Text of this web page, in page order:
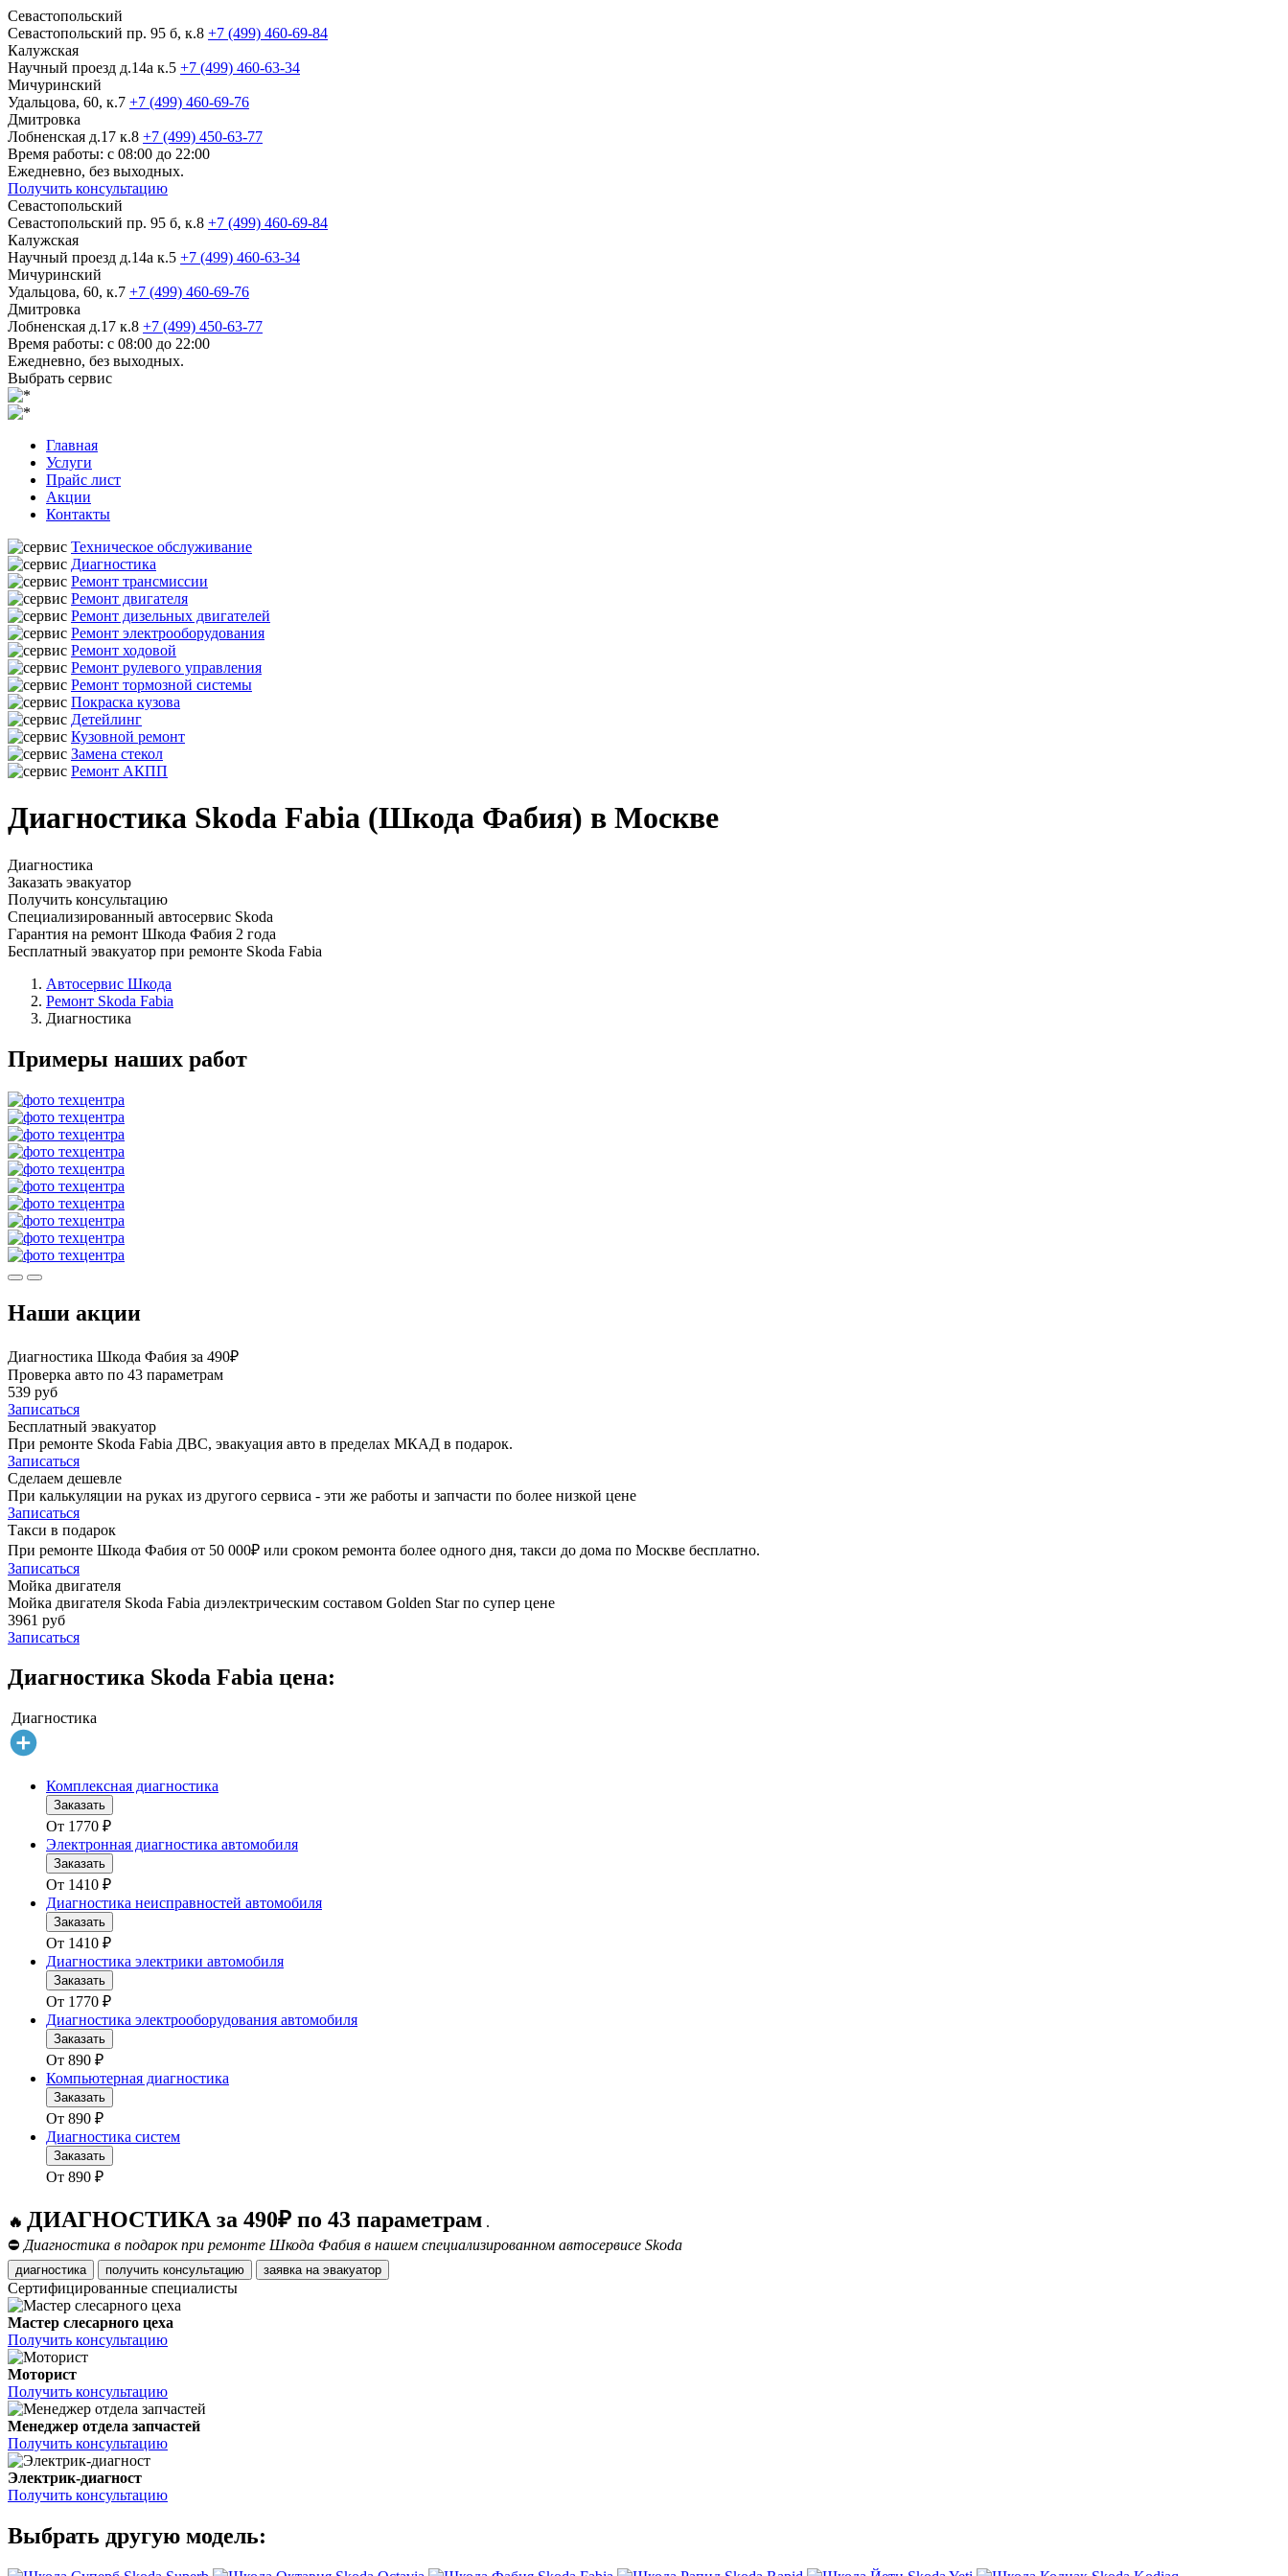
Севастопольский
Севастопольский пр. 95 б, к.8 +7 (499) 460-69-84
Калужская
Научный проезд д.14а к.5 +7 (499) 460-63-34
Мичуринский
Удальцова, 60, к.7 +7 (499) 460-69-76
Дмитровка
Лобненская д.17 к.8 +7 (499) 450-63-77
Время работы: с 08:00 до 22:00
Ежедневно, без выходных.
Получить консультацию
Севастопольский
Севастопольский пр. 95 б, к.8 +7 (499) 460-69-84
Калужская
Научный проезд д.14а к.5 +7 (499) 460-63-34
Мичуринский
Удальцова, 60, к.7 +7 (499) 460-69-76
Дмитровка
Лобненская д.17 к.8 +7 (499) 450-63-77
Время работы: с 08:00 до 22:00
Ежедневно, без выходных.
Выбрать сервис
Главная
Услуги
Прайс лист
Акции
Контакты
Техническое обслуживание
Диагностика
Ремонт трансмиссии
Ремонт двигателя
Ремонт дизельных двигателей
Ремонт электрооборудования
Ремонт ходовой
Ремонт рулевого управления
Ремонт тормозной системы
Покраска кузова
Детейлинг
Кузовной ремонт
Замена стекол
Ремонт АКПП
Диагностика Skoda Fabia (Шкода Фабия) в Москве
Диагностика
Заказать эвакуатор
Получить консультацию
Специализированный автосервис Skoda
Гарантия на ремонт Шкода Фабия 2 года
Бесплатный эвакуатор при ремонте Skoda Fabia
Автосервис Шкода
Ремонт Skoda Fabia
Диагностика
Примеры наших работ
Наши акции
Диагностика Шкода Фабия за 490₽
Проверка авто по 43 параметрам
539 руб
Записаться
Бесплатный эвакуатор
При ремонте Skoda Fabia ДВС, эвакуация авто в пределах МКАД в подарок.
Записаться
Сделаем дешевле
При калькуляции на руках из другого сервиса - эти же работы и запчасти по более низкой цене
Записаться
Такси в подарок
При ремонте Шкода Фабия от 50 000₽ или сроком ремонта более одного дня, такси до дома по Москве бесплатно.
Записаться
Мойка двигателя
Мойка двигателя Skoda Fabia диэлектрическим составом Golden Star по супер цене
3961 руб
Записаться
Диагностика Skoda Fabia цена:
Диагностика
Комплексная диагностика
Заказать
От 1770 ₽
Электронная диагностика автомобиля
Заказать
От 1410 ₽
Диагностика неисправностей автомобиля
Заказать
От 1410 ₽
Диагностика электрики автомобиля
Заказать
От 1770 ₽
Диагностика электрооборудования автомобиля
Заказать
От 890 ₽
Компьютерная диагностика
Заказать
От 890 ₽
Диагностика систем
Заказать
От 890 ₽
🔥 ДИАГНОСТИКА за 490₽ по 43 параметрам .
⛔ Диагностика в подарок при ремонте Шкода Фабия в нашем специализированном автосервисе Skoda
диагностика получить консультацию заявка на эвакуатор
Сертифицированные специалисты
Мастер слесарного цеха
Получить консультацию
Моторист
Получить консультацию
Менеджер отдела запчастей
Получить консультацию
Электрик-диагност
Получить консультацию
Выбрать другую модель: